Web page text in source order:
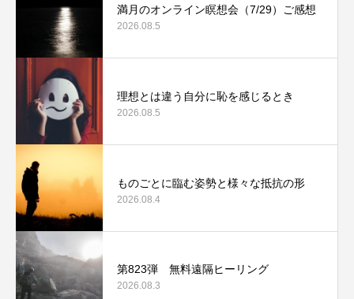
満月のオンライン瞑想会（7/29）ご感想
2026.08.5
理想とは違う自分に恥を感じるとき
2026.08.5
ものごとに臨む姿勢と様々な抵抗の形
2026.08.4
第823弾 無料遠隔ヒーリング
2026.08.3